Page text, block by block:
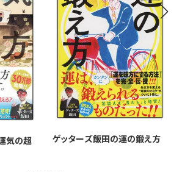
20代女性／会社員）
ら一部を抜粋）
理由」があります。
日読める運気＆開運アドバイス！
破！ シリーズ累計1300万部超え！
かく」「詳しく」占える、圧倒的な情
、同僚、推し……じつは全員占えます
気の超
ゲッターズ飯田の運の鍛え方